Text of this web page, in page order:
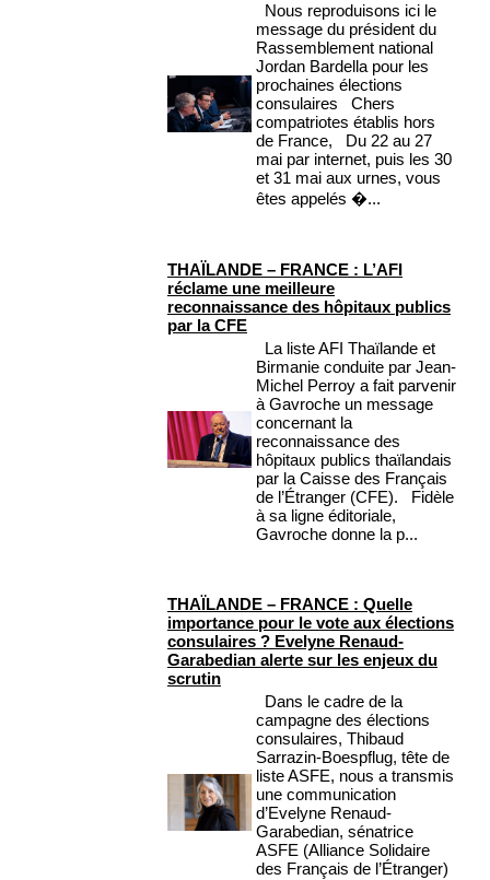
Nous reproduisons ici le
message du président du
Rassemblement national
Jordan Bardella pour les
prochaines élections
consulaires Chers
compatriotes établis hors
de France, Du 22 au 27
mai par internet, puis les 30
et 31 mai aux urnes, vous
êtes appelés �...
THAÏLANDE – FRANCE : L’AFI
réclame une meilleure
reconnaissance des hôpitaux publics
par la CFE
La liste AFI Thaïlande et
Birmanie conduite par Jean-
Michel Perroy a fait parvenir
à Gavroche un message
concernant la
reconnaissance des
hôpitaux publics thaïlandais
par la Caisse des Français
de l’Étranger (CFE). Fidèle
à sa ligne éditoriale,
Gavroche donne la p...
THAÏLANDE – FRANCE : Quelle
importance pour le vote aux élections
consulaires ? Evelyne Renaud-
Garabedian alerte sur les enjeux du
scrutin
Dans le cadre de la
campagne des élections
consulaires, Thibaud
Sarrazin-Boespflug, tête de
liste ASFE, nous a transmis
une communication
d’Evelyne Renaud-
Garabedian, sénatrice
ASFE (Alliance Solidaire
des Français de l’Étranger)